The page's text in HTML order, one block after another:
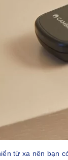
từ xa nên bạn